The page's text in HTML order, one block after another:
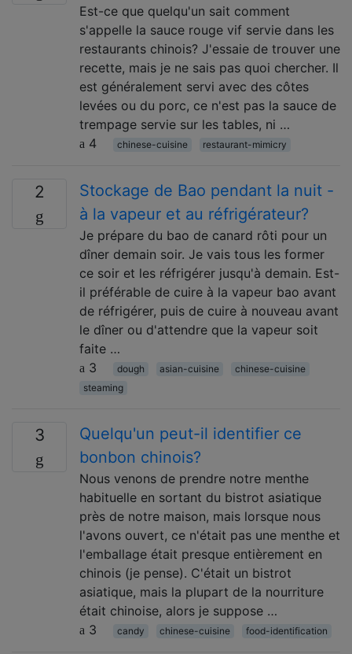
Est-ce que quelqu'un sait comment
s'appelle la sauce rouge vif servie dans les
restaurants chinois? J'essaie de trouver une
recette, mais je ne sais pas quoi chercher. Il
est généralement servi avec des côtes
levées ou du porc, ce n'est pas la sauce de
trempage servie sur les tables, ni …
4
chinese-cuisine restaurant-mimicry
2
Stockage de Bao pendant la nuit -
à la vapeur et au réfrigérateur?
Je prépare du bao de canard rôti pour un
dîner demain soir. Je vais tous les former
ce soir et les réfrigérer jusqu'à demain. Est-
il préférable de cuire à la vapeur bao avant
de réfrigérer, puis de cuire à nouveau avant
le dîner ou d'attendre que la vapeur soit
faite …
3
dough asian-cuisine
chinese-cuisine
steaming
3
Quelqu'un peut-il identifier ce
bonbon chinois?
Nous venons de prendre notre menthe
habituelle en sortant du bistrot asiatique
près de notre maison, mais lorsque nous
l'avons ouvert, ce n'était pas une menthe et
l'emballage était presque entièrement en
chinois (je pense). C'était un bistrot
asiatique, mais la plupart de la nourriture
était chinoise, alors je suppose …
3
candy chinese-cuisine food-identification